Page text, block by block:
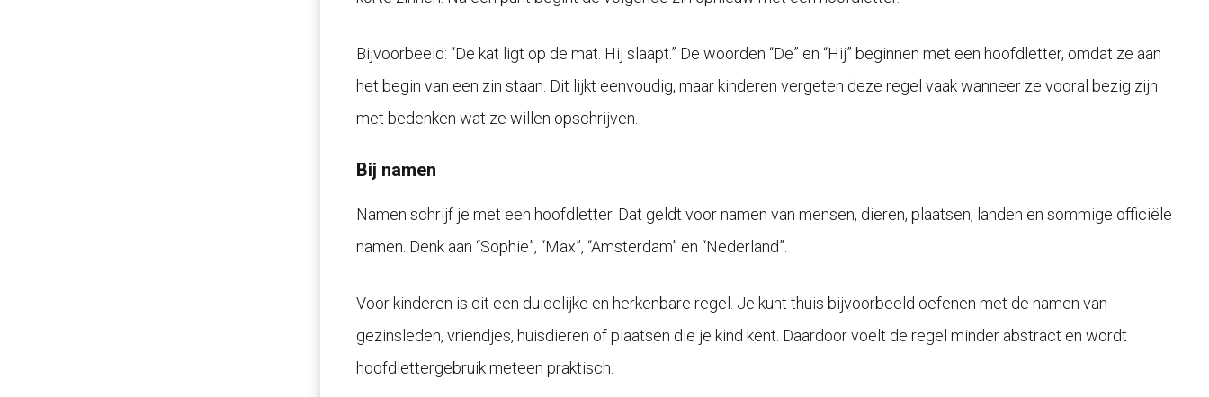
Bijvoorbeeld: “De kat ligt op de mat. Hij slaapt.” De woorden “De” en “Hij” beginnen met een hoofdletter, omdat ze aan
het begin van een zin staan. Dit lijkt eenvoudig, maar kinderen vergeten deze regel vaak wanneer ze vooral bezig zijn
met bedenken wat ze willen opschrijven.
Bij namen
Namen schrijf je met een hoofdletter. Dat geldt voor namen van mensen, dieren, plaatsen, landen en sommige officiële
namen. Denk aan “Sophie”, “Max”, “Amsterdam” en “Nederland”.
Voor kinderen is dit een duidelijke en herkenbare regel. Je kunt thuis bijvoorbeeld oefenen met de namen van
gezinsleden, vriendjes, huisdieren of plaatsen die je kind kent. Daardoor voelt de regel minder abstract en wordt
hoofdlettergebruik meteen praktisch.